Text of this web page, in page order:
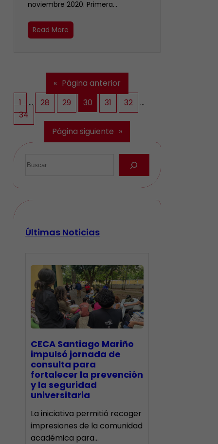
noviembre 2020. Primera…
Read More
« Página anterior
1
… 28 29 30 31 32
…
34
Página siguiente »
Últimas Noticias
CECA Santiago Mariño
impulsó jornada de
consulta para
fortalecer la prevención
y la seguridad
universitaria
La iniciativa permitió recoger
impresiones de la comunidad
académica para…